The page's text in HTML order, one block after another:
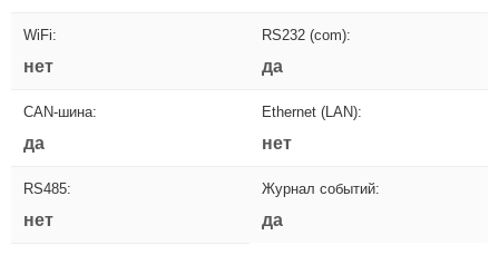
WiFi:
нет
RS232 (com):
да
CAN-шина:
да
Ethernet (LAN):
нет
RS485:
нет
Журнал событий:
да